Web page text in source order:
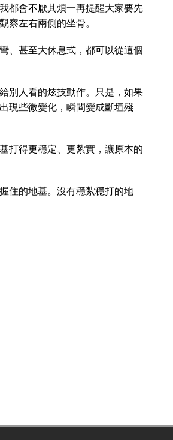
都會不厭其煩一再提醒大家要先
左右兩側的坐骨。
、甚至大休息式，都可以從這個
別人看的炫技動作。只是，如果
現些微變化，瞬間變成斷垣殘
打得更穩定、更紮實，讓原本的
住的地基。沒有穩紮穩打的地